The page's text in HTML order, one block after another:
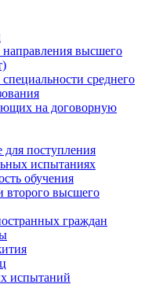
высшего
среднего
на договорную
поступления
испытаниях
обучения
высшего
граждан
испытаний